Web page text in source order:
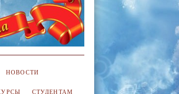
НОВОСТИ
СТУДЕНТАМ